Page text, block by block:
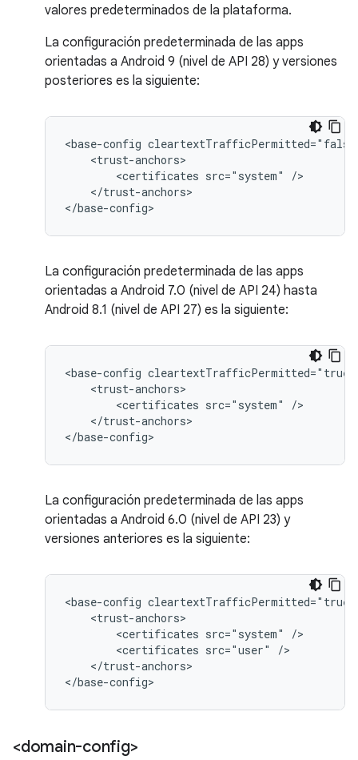
valores predeterminados de la plataforma.
La configuración predeterminada de las apps
orientadas a Android 9 (nivel de API 28) y versiones
posteriores es la siguiente:
<base-config
<certificates src="system"
</trust-anchors>
</base-config>
La configuración predeterminada de las apps
orientadas a Android 7.0 (nivel de API 24) hasta
Android 8.1 (nivel de API 27) es la siguiente:
<base-config
<certificates src="system"
</trust-anchors>
</base-config>
La configuración predeterminada de las apps
orientadas a Android 6.0 (nivel de API 23) y
versiones anteriores es la siguiente:
<base-config
<certificates src="system"
<certificates src="user"
</trust-anchors>
</base-config>
<domain-config>